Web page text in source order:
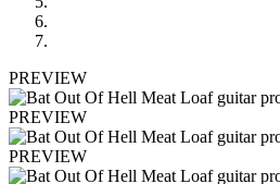
PREVIEW
PREVIEW
PREVIEW